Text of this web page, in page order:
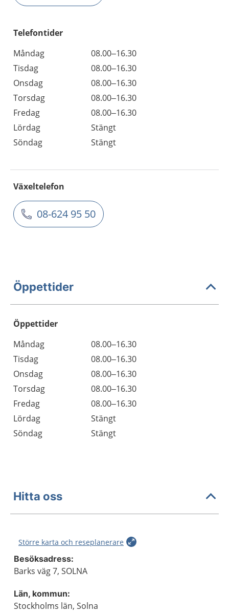
Telefontider
Måndag
08.00–16.30
Tisdag
08.00–16.30
Onsdag
08.00–16.30
Torsdag
08.00–16.30
Fredag
08.00–16.30
Lördag
Stängt
Söndag
Stängt
Växeltelefon
08-624 95 50
Öppettider
Öppettider
Dag
Öppettider
Kommentarer
Måndag
08.00–16.30
Tisdag
08.00–16.30
Onsdag
08.00–16.30
Torsdag
08.00–16.30
Fredag
08.00–16.30
Lördag
Stängt
Söndag
Stängt
Hitta oss
Större karta och reseplanerare
Besöksadress:
Barks väg 7, SOLNA
Län, kommun:
Stockholms län, Solna